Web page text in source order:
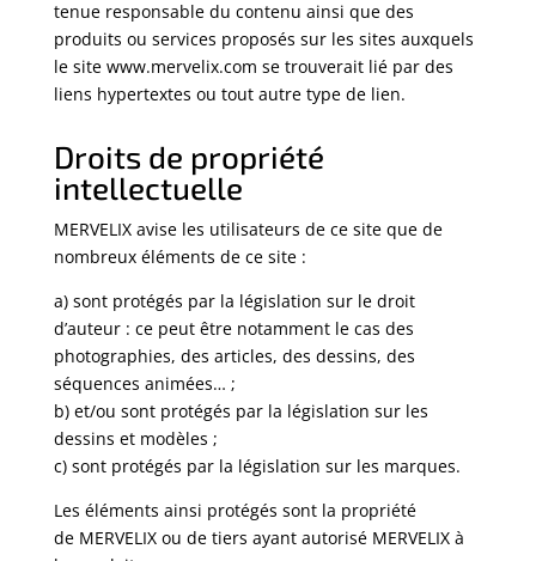
tenue responsable du contenu ainsi que des
produits ou services proposés sur les sites auxquels
le site www.mervelix.com se trouverait lié par des
liens hypertextes ou tout autre type de lien.
Droits de propriété
intellectuelle
MERVELIX avise les utilisateurs de ce site que de
nombreux éléments de ce site :
a) sont protégés par la législation sur le droit
d’auteur : ce peut être notamment le cas des
photographies, des articles, des dessins, des
séquences animées… ;
b) et/ou sont protégés par la législation sur les
dessins et modèles ;
c) sont protégés par la législation sur les marques.
Les éléments ainsi protégés sont la propriété
de MERVELIX ou de tiers ayant autorisé MERVELIX à